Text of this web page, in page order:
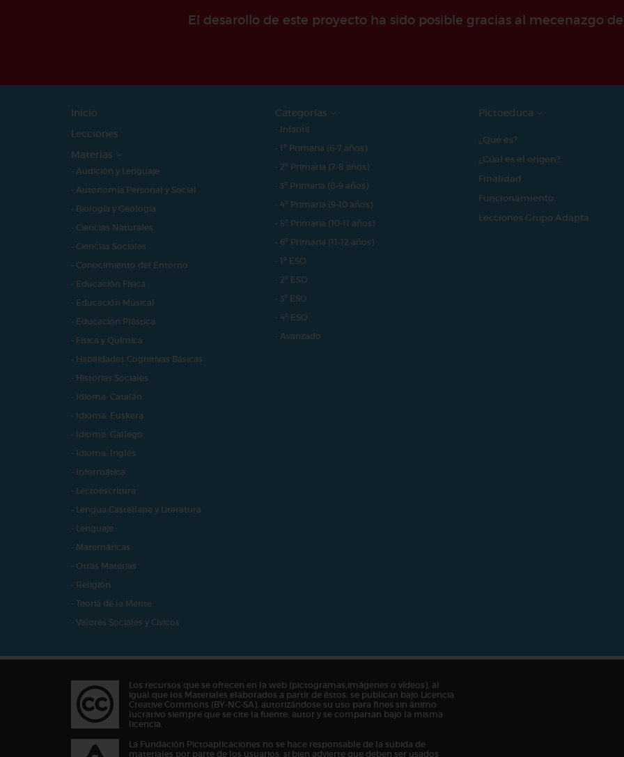
El desarollo de este proyecto ha sido posible gracias al mecenazgo
Inicio
Lecciones
Materias
- Audición y Lenguaje
- Autonomía Personal y Social
- Biología y Geología
- Ciencias Naturales
- Ciencias Sociales
- Conocimiento del Entorno
- Educación Física
- Educación Musical
- Educación Plástica
- Física y Química
- Habilidades Cognitivas Básicas
- Historias Sociales
- Idioma: Catalán
- Idioma: Euskera
- Idioma: Gallego
- Idioma: Inglés
- Informática
- Lectoescritura
- Lengua Castellana y Literatura
- Lenguaje
- Matemáticas
- Otras Materias
- Religión
- Teoría de la Mente
- Valores Sociales y Cívicos
Categorías
- Infantil
- 1º Primaria (6-7 años)
- 2º Primaria (7-8 años)
- 3º Primaria (8-9 años)
- 4º Primaria (9-10 años)
- 5º Primaria (10-11 años)
- 6º Primaria (11-12 años)
- 1º ESO
- 2º ESO
- 3º ESO
- 4º ESO
- Avanzado
Pictoeduca
¿Qué es?
¿Cúal es el origen?
Finalidad
Funcionamiento
Lecciones Grupo Adapta
Los recursos que se ofrecen en la web (pictogramas,imágenes o vídeos), al
igual que los Materiales elaborados a partir de éstos, se publican bajo Licencia
Creative Commons (BY-NC-SA), autorizándose su uso para fines sin ánimo
lucrativo siempre que se cite la fuente, autor y se compartan bajo la misma
licencia.
La Fundación Pictoaplicaciones no se hace responsable de la subida de
materiales por parte de los usuarios, si bien advierte que deben ser usados